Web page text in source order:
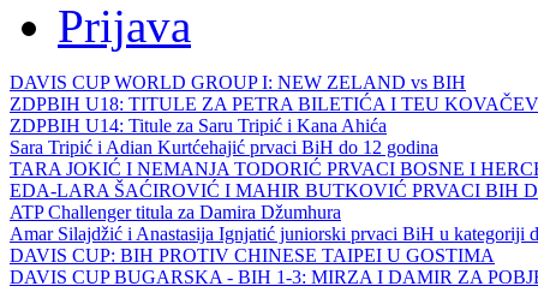
Prijava
DAVIS CUP WORLD GROUP I: NEW ZELAND vs BIH
ZDPBIH U18: TITULE ZA PETRA BILETIĆA I TEU
ZDPBIH U14: Titule za Saru Tripić i Kana Ahića
Sara Tripić i Adian Kurtćehajić prvaci BiH do 12 godina
TARA JOKIĆ I NEMANJA TODORIĆ PRVACI BOSNE I
EDA-LARA ŠAĆIROVIĆ I MAHIR BUTKOVIĆ PRVACI BIH
ATP Challenger titula za Damira Džumhura
Amar Silajdžić i Anastasija Ignjatić juniorski prvaci BiH u kategoriji
DAVIS CUP: BIH PROTIV CHINESE TAIPEI U GOSTIMA
DAVIS CUP BUGARSKA - BIH 1-3: MIRZA I DAMIR ZA